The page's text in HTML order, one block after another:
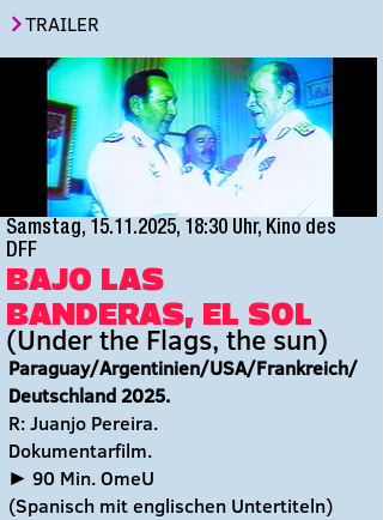
TRAILER
Samstag, 15.11.2025, 18:30 Uhr, Kino des
DFF
BAJO LAS
BANDERAS, EL SOL
(Under the Flags, the sun)
Paraguay/Argentinien/USA/Frankreich/
Deutschland 2025.
R: Juanjo Pereira.
Dokumentarfilm.
► 90 Min. OmeU
(Spanisch mit englischen Untertiteln)